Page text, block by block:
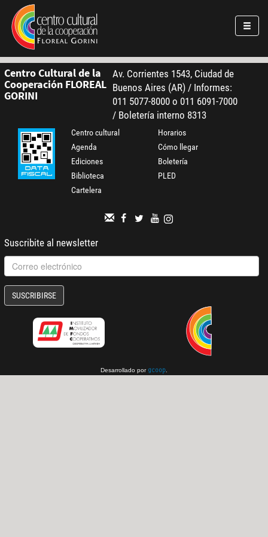
Pasar al contenido principal
Jump to main content
Centro Cultural de la
Cooperación FLOREAL
GORINI
Av. Corrientes 1543, Ciudad de
Buenos Aires (AR) / Informes:
011 5077-8000 o 011 6091-7000
/ Boletería interno 8313
Centro cultural
Agenda
Ediciones
Biblioteca
Cartelera
Horarios
Cómo llegar
Boletería
PLED
Suscribite al newsletter
SUSCRIBIRSE
Desarrollado por gcoop.